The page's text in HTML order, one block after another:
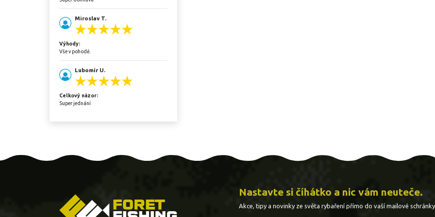
Miroslav T.
Výhody:
Vše v pohodě.
Lubomír U.
Celkový názor:
Super jednání
Nastavte si číhátko a nic vám neuteče.
Akce, tipy a novinky ze světa rybaření přímo do vaší mailové